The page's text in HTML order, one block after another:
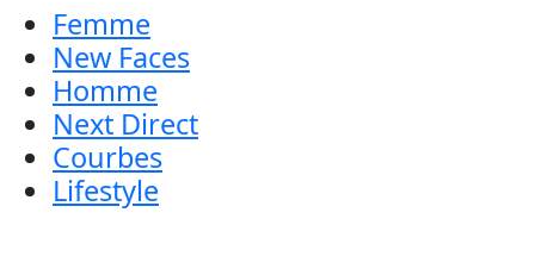
Femme
New Faces
Homme
Next Direct
Courbes
Lifestyle